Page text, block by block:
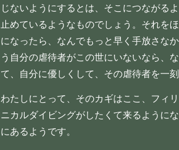
じないようにするとは、そこにつながる
止めているようなものでしょう。それを
になったら、なんでもっと早く手放さな
う自分の虐待者がこの世にいないなら、
て、自分に優しくして、その虐待者を一
わたしにとって、そのカギはここ、フィ
ニカルダイビングがしたくて来るように
にあるようです。